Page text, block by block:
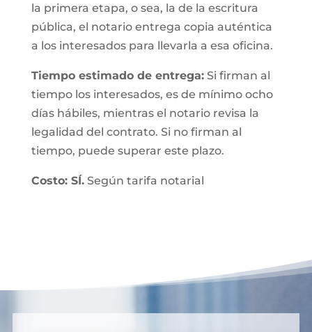
la primera etapa, o sea, la de la escritura
pública, el notario entrega copia auténtica
a los interesados para llevarla a esa oficina.
Tiempo estimado de entrega:Si firman al
tiempo los interesados, es de mínimo ocho
días hábiles, mientras el notario revisa la
legalidad del contrato. Si no firman al
tiempo, puede superar este plazo.
Costo: SÍ.Según tarifa notarial